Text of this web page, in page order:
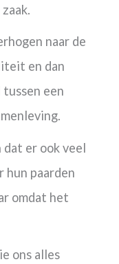
naar de
en dan
een
er ook veel
hun paarden
omdat het
ons alles